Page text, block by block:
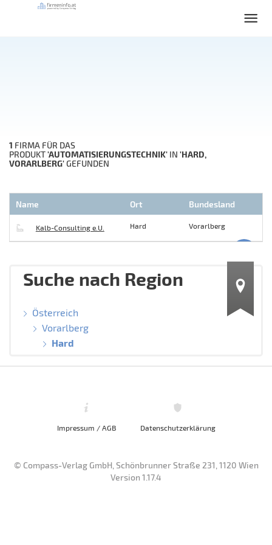
1 FIRMA FÜR DAS
PRODUKT'AUTOMATISIERUNGSTECHNIK' IN 'HARD,
VORARLBERG'GEFUNDEN
Name Ort Bundesland
Kalb-Consulting e.U. Hard Vorarlberg
Suche nach Region
Österreich
Vorarlberg
Hard
Impressum / AGB Datenschutzerklärung
© Compass-Verlag GmbH, Schönbrunner Straße 231, 1120 Wien
Version 1.17.4